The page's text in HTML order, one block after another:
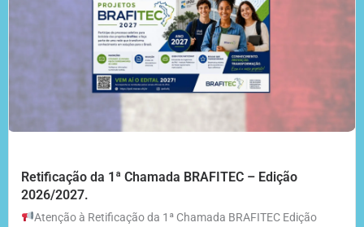
Retificação da 1ª Chamada BRAFITEC – Edição
2026/2027.
Atenção à Retificação da 1ª Chamada BRAFITEC Edição